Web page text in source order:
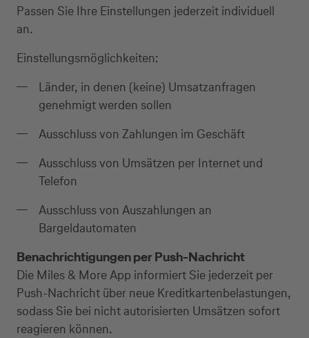
Passen Sie Ihre Einstellungen jederzeit individuell
an.
Einstellungsmöglichkeiten:
Länder, in denen (keine) Umsatzanfragen
genehmigt werden sollen
Ausschluss von Zahlungen im Geschäft
Ausschluss von Umsätzen per Internet und
Telefon
Ausschluss von Auszahlungen an
Bargeldautomaten
Benachrichtigungen per Push-Nachricht
Die Miles & More App informiert Sie jederzeit per
Push-Nachricht über neue Kreditkartenbelastungen,
sodass Sie bei nicht autorisierten Umsätzen sofort
reagieren können.